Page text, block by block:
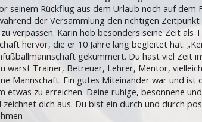
seinem Rückflug aus dem Urlaub noch auf dem
der Versammlung den richtigen Zeitpunkt
verpassen. Karin hob besonders seine Zeit als
hervor, die er 10 Jahre lang begleitet hat:
gekümmert. Du hast viel Zeit
warst Trainer, Betreuer, Lehrer, Mentor,
Mannschaft. Ein gutes Miteinander war und ist
etwas zu erreichen. Deine ruhige, besonnene
dich aus. Du bist ein durch und durch